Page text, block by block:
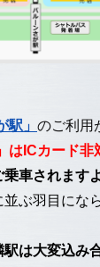
駅」 のご利用
はICカード非
車されます
ぶ羽目にな
は大変込み